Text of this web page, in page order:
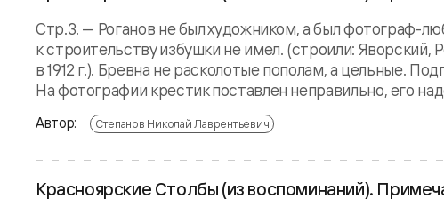
Стр.3. — Роганов не был художником, а был фотограф-
к строительству избушки не имел. (строили:
в 1912 г.). Бревна не расколотые пополам, а цельные.
На фотографии крестик поставлен неправильно, его
Автор: Степанов Николай Лаврентьевич
Красноярские Столбы (из воспоминаний).